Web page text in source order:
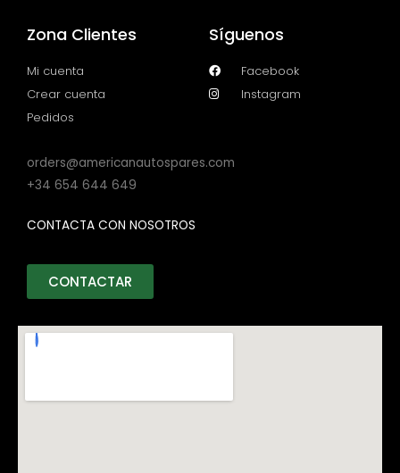
Zona Clientes
Mi cuenta
Crear cuenta
Pedidos
Síguenos
Facebook
Instagram
orders@americanautospares.com
+34 654 644 649
CONTACTA CON NOSOTROS
CONTACTAR